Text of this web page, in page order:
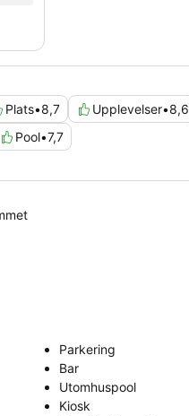
Plats•8,7 Upplevelser•8,6
Pool•7,7
Parkering
Bar
Utomhuspool
Kiosk